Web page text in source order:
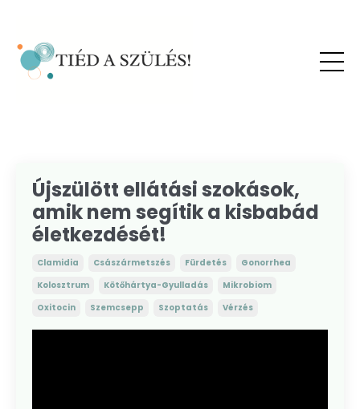
Újszülött ellátási szokások,
amik nem segítik a kisbabád
életkezdését!
Clamidia Császármetszés Fürdetés
Gonorrhea
Kolosztrum
Kötőhártya-Gyulladás
Mikrobiom
Oxitocin
Szemcsepp Szoptatás Vérzés